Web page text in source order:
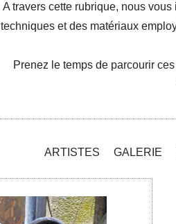
A travers cette rubrique, nous
techniques et des matériaux
Prenez le temps de parcourir
ARTISTES GALERIE